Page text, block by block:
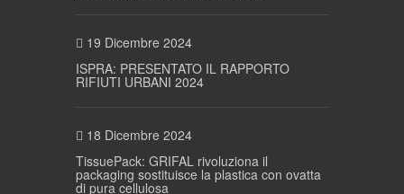
19 Dicembre 2024
ISPRA: PRESENTATO IL RAPPORTO
RIFIUTI URBANI 2024
18 Dicembre 2024
TissuePack: GRIFAL rivoluziona il
packaging sostituisce la plastica con ovatta
di pura cellulosa